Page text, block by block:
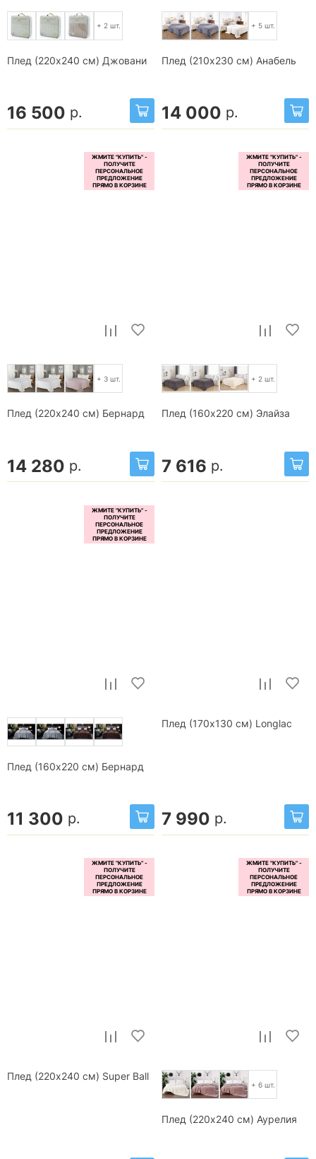
+ 2 шт.
Плед (220x240 см) Джовани
16 500 р.
+ 5 шт.
Плед (210x230 см) Анабель
14 000 р.
+ 3 шт.
Плед (220x240 см) Бернард
14 280 р.
+ 2 шт.
Плед (160x220 см) Элайза
7 616 р.
Плед (160х220 см) Бернард
11 300 р.
Плед (170x130 см) Longlac
7 990 р.
Плед (220x240 см) Super Ball
+ 6 шт.
Плед (220x240 см) Аурелия